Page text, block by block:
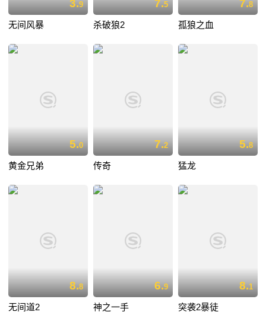
3.9
无间风暴
7.5
杀破狼2
7.8
孤狼之血
5.0
黄金兄弟
7.2
传奇
5.8
猛龙
8.8
无间道2
6.9
神之一手
8.1
突袭2暴徒